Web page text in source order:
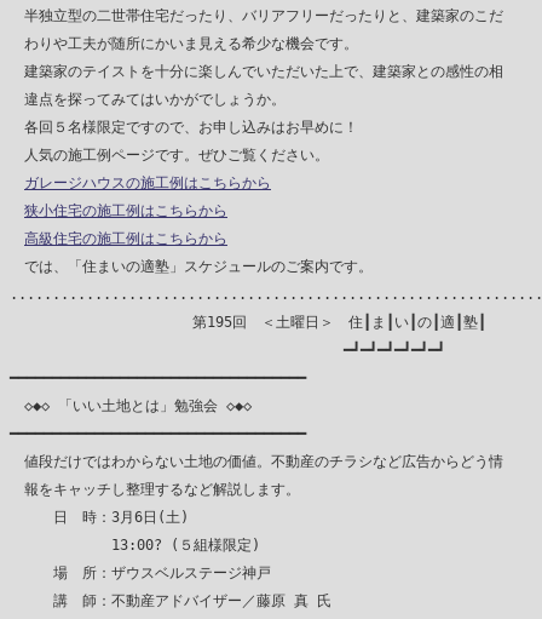
半独立型の二世帯住宅だったり、バリアフリーだったりと、建築家のこだ
わりや工夫が随所にかいま見える希少な機会です。
建築家のテイストを十分に楽しんでいただいた上で、建築家との感性の相
違点を探ってみてはいかがでしょうか。
各回５名様限定ですので、お申し込みはお早めに！
人気の施工例ページです。ぜひご覧ください。
ガレージハウスの施工例はこちらから
狭小住宅の施工例はこちらから
高級住宅の施工例はこちらから
では、「住まいの適塾」スケジュールのご案内です。
第195回　＜土曜日＞　住┃ま┃い┃の┃適┃塾┃
━┛━┛━┛━┛━┛━┛
━━━━━━━━━━━━━━━━━━━━━━━━━━━━━━━━━━━
◇◆◇ 「いい土地とは」勉強会 ◇◆◇
━━━━━━━━━━━━━━━━━━━━━━━━━━━━━━━━━━━
値段だけではわからない土地の価値。不動産のチラシなど広告からどう情
報をキャッチし整理するなど解説します。
日　時：3月6日(土)
13:00? (５組様限定)
場　所：ザウスベルステージ神戸
講　師：不動産アドバイザー／藤原 真 氏